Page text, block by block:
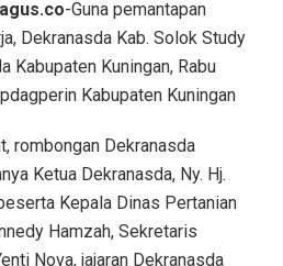
-Guna pemantapan
Dekranasda Kab. Solok Study
Kabupaten Kuningan, Rabu
Kabupaten Kuningan
rombongan Dekranasda
Ketua Dekranasda, Ny. Hj.
Kepala Dinas Pertanian
Hamzah, Sekretaris
Nova, jajaran Dekranasda